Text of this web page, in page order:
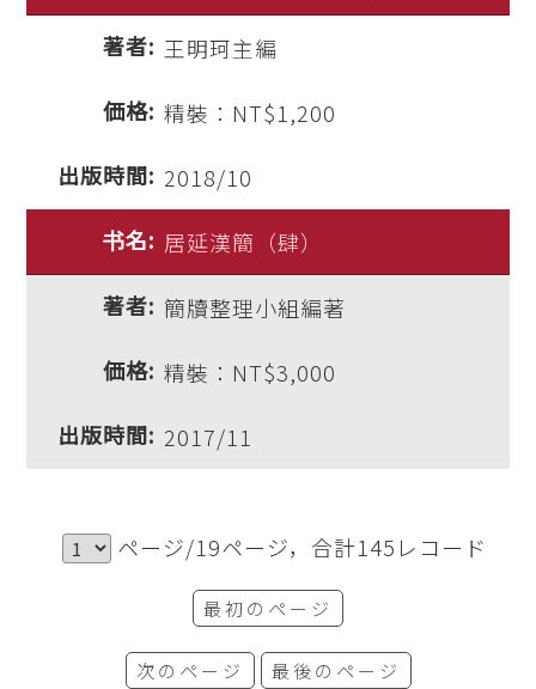
王明珂主編
精裝：NT$1,200
2018/10
居延漢簡（肆）
簡牘整理小組編著
精裝：NT$3,000
2017/11
ページ/19ページ，合計145レコード
最初のページ
次のページ 最後のページ